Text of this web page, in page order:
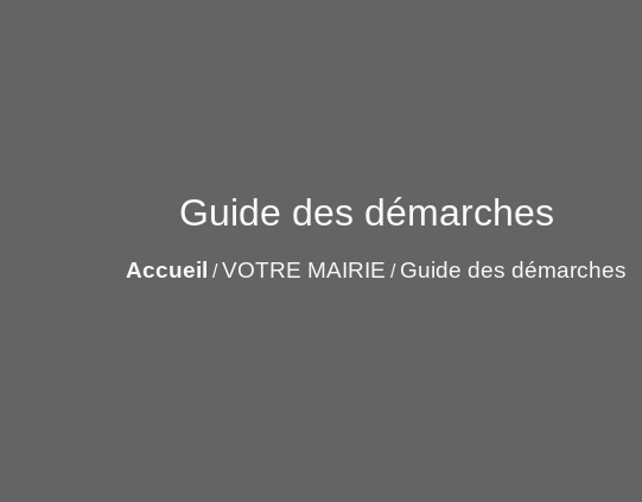
Guide des démarches
Accueil /VOTRE MAIRIE / Guide des démarches